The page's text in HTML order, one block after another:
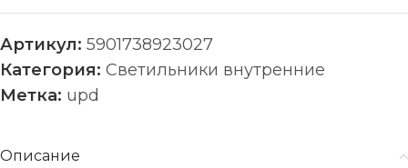
Артикул: 5901738923027
Категория: Светильники внутренние
Метка: upd
Описание